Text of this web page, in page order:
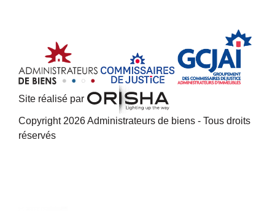
Site réalisé par
Copyright 2026 Administrateurs de biens - Tous droits
réservés